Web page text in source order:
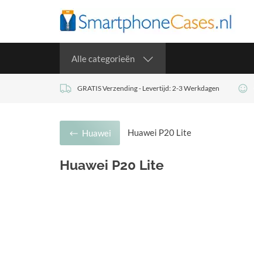
Alle categorieën
GRATIS Verzending - Levertijd: 2-3 Werkdagen
Huawei Huawei P20 Lite
Huawei P20 Lite